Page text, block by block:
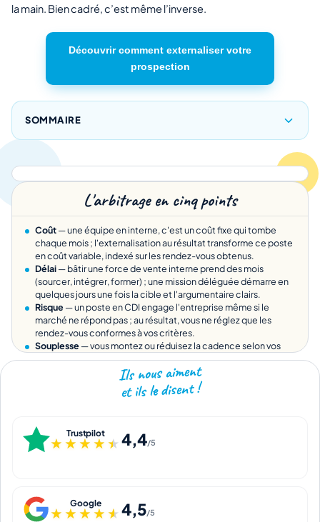
la main. Bien cadré, c’est même l’inverse.
Découvrir comment externaliser votre
prospection
SOMMAIRE
L'arbitrage en cinq points
Coût— une équipe en interne, c'est un coût fixe qui tombe
chaque mois ; l'externalisation au résultat transforme ce poste
en coût variable, indexé sur les rendez-vous obtenus.
Délai— bâtir une force de vente interne prend des mois
(sourcer, intégrer, former) ; une mission déléguée démarre en
quelques jours une fois la cible et l'argumentaire clairs.
Risque— un poste en CDI engage l'entreprise même si le
marché ne répond pas ; au résultat, vous ne réglez que les
rendez-vous conformes à vos critères.
Souplesse— vous montez ou réduisez la cadence selon vos
pics, sans gérer ni congés ni contrat de travail.
— dans les deux cas vous gardez la main : vous
réécoutez les appels, vous validez ou refusez chaque rendez-
Ils nous aiment
et ils le disent !
Trustpilot
★★★★★
★★★★★ 4,4/5
Google
★★★★★
★★★★★ 4,5/5